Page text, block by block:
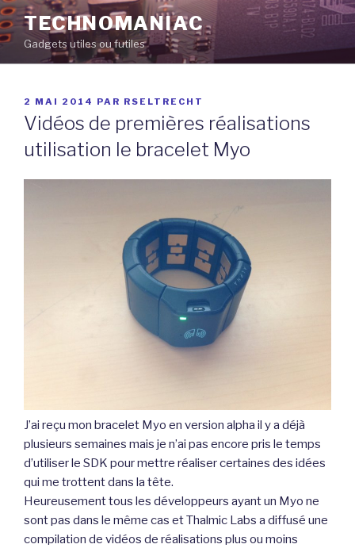
Aller
au
contenu
principal
TECHNOMANIAC
Gadgets utiles ou futiles
PUBLIÉ
LE
2 MAI 2014 PAR RSELTRECHT
Vidéos de premières réalisations
utilisation le bracelet Myo
J’ai reçu mon bracelet Myo en version alpha il y a déjà
plusieurs semaines mais je n’ai pas encore pris le temps
d’utiliser le SDK pour mettre réaliser certaines des idées
qui me trottent dans la tête.
Heureusement tous les développeurs ayant un Myo ne
sont pas dans le même cas et Thalmic Labs a diffusé une
compilation de vidéos de réalisations plus ou moins